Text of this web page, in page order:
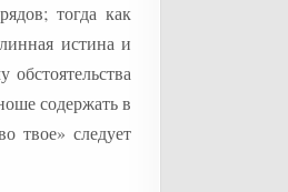
тогда как
истина и
содержать в
твое» следует